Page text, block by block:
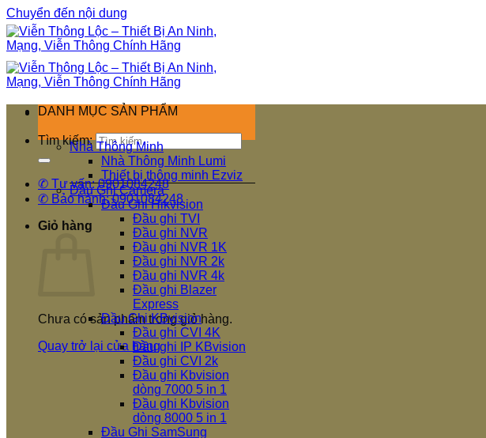
Chuyển đến nội dung
Tìm kiếm:
✆ Tư vấn: 0901084248
✆ Bảo hành: 0901084248
Giỏ hàng
Chưa có sản phẩm trong giỏ hàng.
Quay trở lại cửa hàng
DANH MỤC SẢN PHẨM
Nhà Thông Minh
Nhà Thông Minh Lumi
Thiết bị thông minh Ezviz
Đầu Ghi Camera
Đầu Ghi Hikvision
Đầu ghi TVI
Đầu ghi NVR
Đầu ghi NVR 1K
Đầu ghi NVR 2k
Đầu ghi NVR 4k
Đầu ghi Blazer
Express
Đầu Ghi KBvision
Đầu ghi CVI 4K
Đầu ghi IP KBvision
Đầu ghi CVI 2k
Đầu ghi Kbvision
dòng 7000 5 in 1
Đầu ghi Kbvision
dòng 8000 5 in 1
Đầu Ghi SamSung